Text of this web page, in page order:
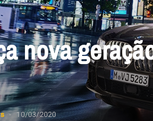
nova
10/03/2020